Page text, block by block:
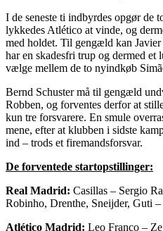
I de seneste ti indbyrdes opgør de
lykkedes Atlético at vinde, og
med holdet. Til gengæld kan
har en skadesfri trup og dermed et
vælge mellem de to nyindkøb
Bernd Schuster må til gengæld
Robben, og forventes derfor at
kun tre forsvarere. En smule
mene, efter at klubben i sidste
ind – trods et firemandsforsvar.
De forventede startopstillinger:
Real Madrid: Casillas – Sergio
Robinho, Drenthe, Sneijder, Guti
Atlético Madrid: Leo Franco –